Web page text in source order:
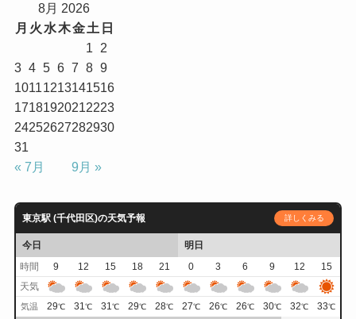
8月 2026
月 火 水木金土 日
1
2
3 4 5 6 7 8 9
10111213141516
17181920212223
24252627282930
31
« 7月
9月 »
東京駅 (千代田区)の天気予報 詳しくみる
今日
明日
時間
9 12 15 18 21 0 3 6 9 12
15
天気
気温 29℃ 31℃ 31℃ 29℃ 28℃ 27℃ 26℃ 26℃ 30℃ 32℃ 33℃